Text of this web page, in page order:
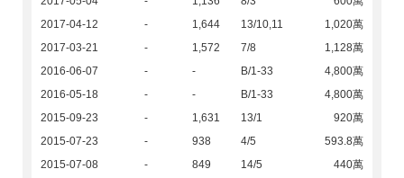
2017-04-12
- 1,644 13/10,11
1,020萬
2017-03-21
- 1,572 7/8
1,128萬
2016-06-07
- - B/1-33
4,800萬
2016-05-18
- - B/1-33
4,800萬
2015-09-23
- 1,631 13/1
920萬
2015-07-23
- 938 4/5
593.8萬
2015-07-08
- 849 14/5
440萬